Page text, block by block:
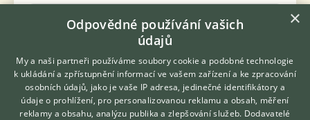
30.7.2026 09:58
Líšťany, okr. Plzeň-sever
Zobrazit více inzerátů (33)
×
Odpovědné používání vašich
údajů
My a naši partneři používáme soubory cookie a podobné technologie
k ukládání a zpřístupnění informací ve vašem zařízení a ke zpracování
osobních údajů, jako je vaše IP adresa, jedinečné identifikátory a
údaje o prohlížení, pro personalizovanou reklamu a obsah, měření
reklamy a obsahu, analýzu publika a zlepšování služeb. Dodavatelé